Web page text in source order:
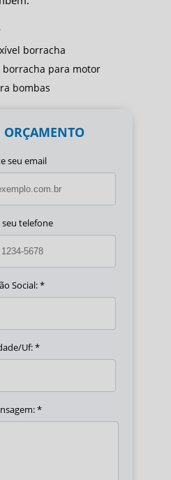
borracha
para motor
bombas
seu email
seu telefone
Social:*
Uf:*
*